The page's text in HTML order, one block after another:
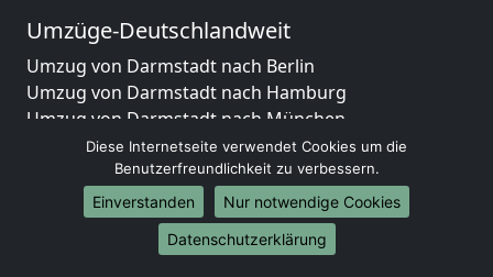
Umzüge-Deutschlandweit
Umzug von Darmstadt nach Berlin
Umzug von Darmstadt nach Hamburg
Umzug von Darmstadt nach München
Umzug von Darmstadt nach Köln
Umzug von Darmstadt nach Frankfurt am Main
Umzug von Darmstadt nach Stuttgart
Umzug von Darmstadt nach Düsseldorf
Umzug von Darmstadt nach Leipzig
Diese Internetseite verwendet Cookies um die
Benutzerfreundlichkeit zu verbessern.
Einverstanden
Nur notwendige Cookies
Datenschutzerklärung